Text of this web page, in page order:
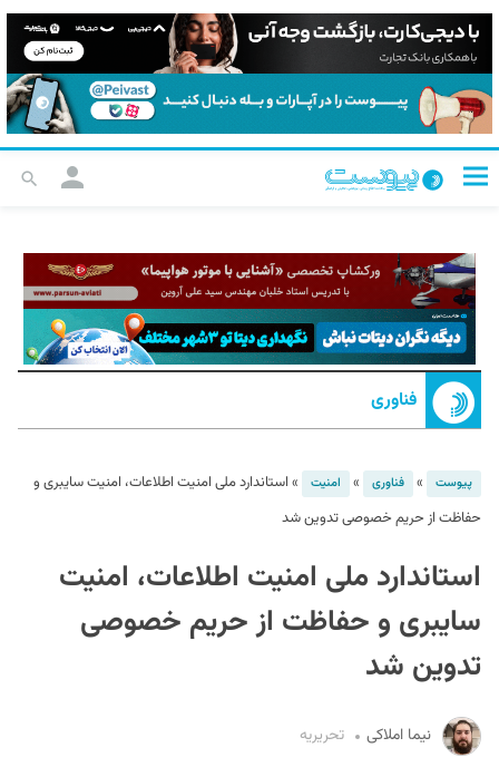
فناوری
پیوست » فناوری » امنیت » استاندارد ملی امنیت اطلاعات، امنیت سایبری و
حفاظت از حریم خصوصی تدوین شد
استاندارد ملی امنیت اطلاعات، امنیت
سایبری و حفاظت از حریم خصوصی
تدوین شد
نیما املاکی تحریریه